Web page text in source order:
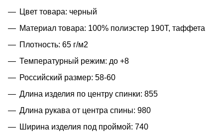
Цвет товара: черный
Материал товара: 100% полиэстер 190T, таффета
Плотность: 65 г/м2
Температурный режим: до +8
Российский размер: 58-60
Длина изделия по центру спинки: 855
Длина рукава от центра спины: 980
Ширина изделия под проймой: 740